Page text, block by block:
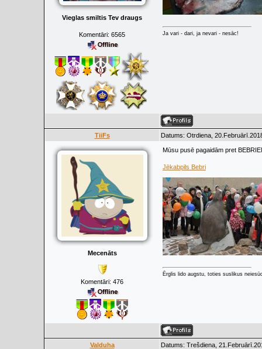
Vieglas smiltis Tev draugs
Komentāri: 6565 Ja vari - dari, ja nevari - nesāc!
TiiFs Datums: Otrdiena,
Mecenāts
Komentāri: 476
Mūsu pusē pagaidām pret
Jēkabpils Bebri
Ērglis lido augstu, toties suslikus
Valduha Datums: Trešdiena,